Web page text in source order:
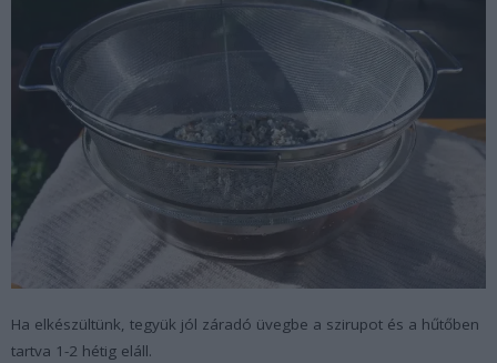
Ha elkészültünk, tegyük jól záradó üvegbe a szirupot és a hűtőben
tartva 1-2 hétig eláll.